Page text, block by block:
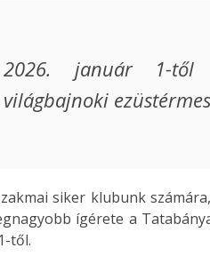
2026. január 1-től
világbajnoki
siker klubunk
ígérete a
től.